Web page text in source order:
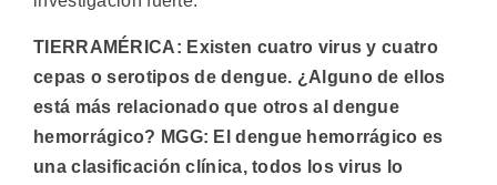
TIERRAMÉRICA: Existen cuatro virus y cuatro
cepas o serotipos de dengue. ¿Alguno de ellos
está más relacionado que otros al dengue
hemorrágico? MGG: El dengue hemorrágico es
una clasificación clínica, todos los virus lo